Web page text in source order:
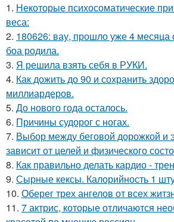
1. Некоторые психосоматические
веса:
2. 180626: вау, прошло уже 4 месяца
боа родила.
3. Я решила взять себя в РУКИ.
4. Как дожить до 90 и сохранить
миллиардеров.
5. До нового года осталось.
6. Причины судорог с ногах.
7. Выбор между беговой дорожкой и
зависит от целей и физического
8. Как правильно делать кардио -
9. Сырные кексы. Калорийность 1
10. Оберег трех ангелов от всех
11. 7 актрис, которые отличаются